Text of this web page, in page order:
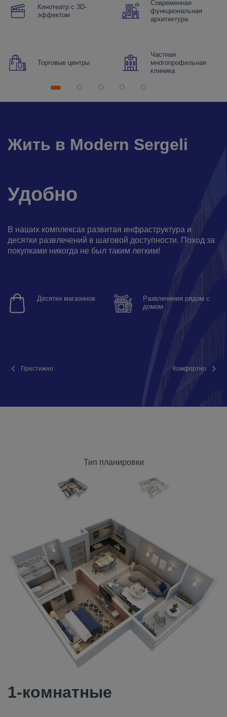
Кинотеатр с 3D-
эффектом
Современная
функциональная
архитектура
Торговые центры
Частная
многопрофильная
клиника
Жить в Modern Sergeli
Удобно
В наших комплексах развитая инфраструктура и
десятки развлечений в шаговой доступности. Поход за
покупками никогда не был таким легким!
Десятки магазинов
Развлечения рядом с
домом
Престижно Комфортно
Тип планировки
1-комнатные